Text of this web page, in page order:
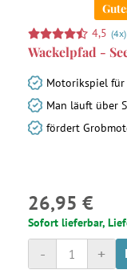
4,5 (4x)
Wackelpfad -
Motorikspiel für
Man läuft über
fördert
26,95 €
Sofort lieferbar,
+
-